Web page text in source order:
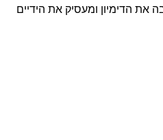
הדימיון ומעסיק את הידיים